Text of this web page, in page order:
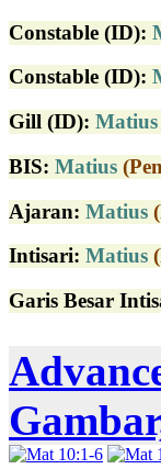
Constable (ID):
Constable (ID):
Gill (ID): Matius
BIS: Matius
Ajaran: Matius
Intisari: Matius
Garis Besar